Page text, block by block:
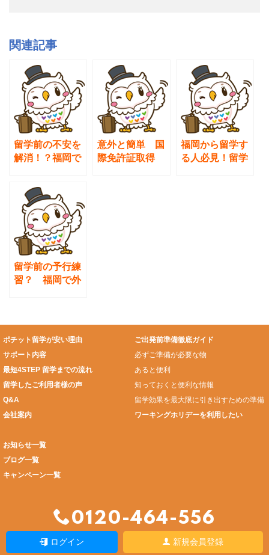
b
o
o
k
関連記事
留学前の不安を
解消！？福岡で
意外と簡単 国
際免許証取得
福岡から留学す
る人必見！留学
留学前の予行練
習？ 福岡で外
ポチット留学が安い理由
サポート内容
最短4STEP 留学までの流れ
留学したご利用者様の声
Q&A
会社案内
ご出発前準備徹底ガイド
必ずご準備が必要な物
あると便利
知っておくと便利な情報
留学効果を最大限に引き出すための準備
ワーキングホリデーを利用したい
お知らせ一覧
ブログ一覧
キャンペーン一覧
0120-464-556
ログイン 新規会員登録